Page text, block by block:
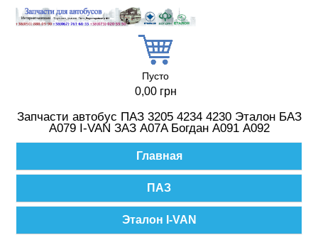
Пусто
0,00 грн
Запчасти автобус ПАЗ 3205 4234 4230 Эталон БАЗ
А079 I-VAN ЗАЗ A07A Богдан А091 А092
Главная
ПАЗ
Эталон I-VAN